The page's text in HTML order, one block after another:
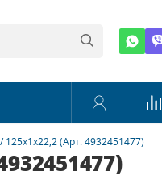
(Арт. 4932451477)